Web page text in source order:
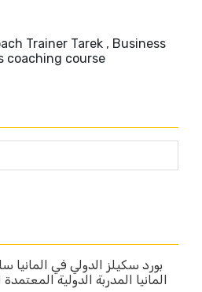
Trainer Tarek , Business
coaching course
بورد سكيلز الدولي في المانيا
المانيا المدربة الدولية